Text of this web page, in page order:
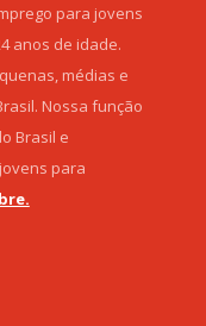
para jovens
anos de idade.
médias e
Nossa função
Brasil e
para